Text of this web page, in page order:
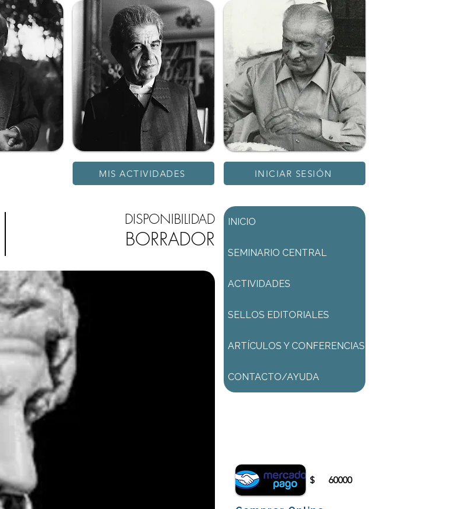
MIS ACTIVIDADES INICIAR SESIÓN
DISPONIBILIDAD
BORRADOR
$ 60000
INICIO
SEMINARIO CENTRAL
ACTIVIDADES
SELLOS EDITORIALES
ARTÍCULOS Y CONFERENCIAS
CONTACTO/AYUDA